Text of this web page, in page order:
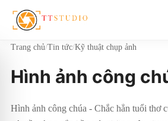
Trang chủ/Tin tức/Kỹ thuật chụp ảnh
Hình ảnh công
Hình ảnh công chúa - Chắc hẳn tuổi thơ